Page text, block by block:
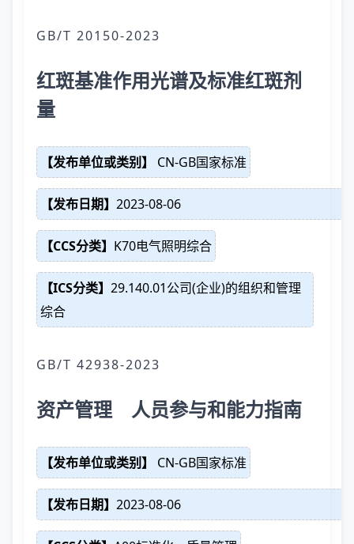
GB/T 20150-2023
红斑基准作用光谱及标准红斑剂
量
【发布单位或类别】 CN-GB国家标准
【发布日期】 2023-08-06
【CCS分类】 K70电气照明综合
【ICS分类】 29.140.01公司(企业)的组织和管理
综合
GB/T 42938-2023
资产管理 人员参与和能力指南
【发布单位或类别】 CN-GB国家标准
【发布日期】 2023-08-06